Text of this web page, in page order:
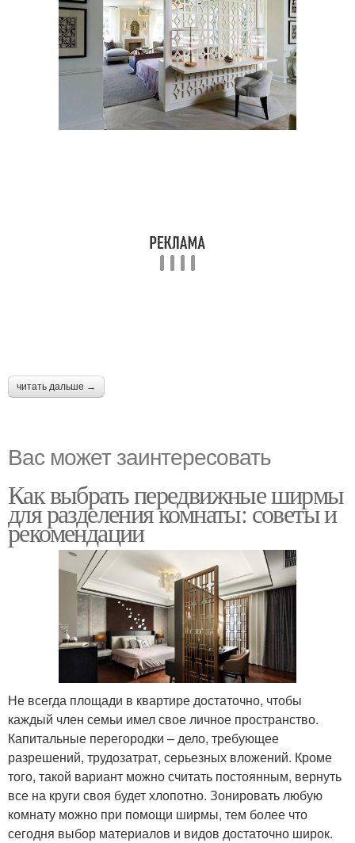
читать дальше →
Вас может заинтересовать
Как выбрать передвижные ширмы
для разделения комнаты: советы и
рекомендации
Не всегда площади в квартире достаточно, чтобы
каждый член семьи имел свое личное пространство.
Капитальные перегородки – дело, требующее
разрешений, трудозатрат, серьезных вложений. Кроме
того, такой вариант можно считать постоянным, вернуть
все на круги своя будет хлопотно. Зонировать любую
комнату можно при помощи ширмы, тем более что
сегодня выбор материалов и видов достаточно широк.